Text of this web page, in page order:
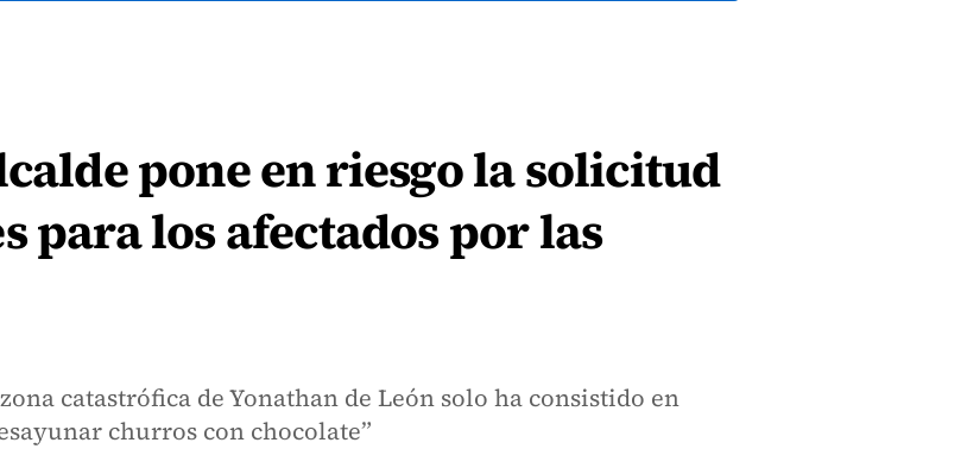
pone en riesgo la solicitud
para los afectados por las
catastrófica de Yonathan de León solo ha consistido en
churros con chocolate”